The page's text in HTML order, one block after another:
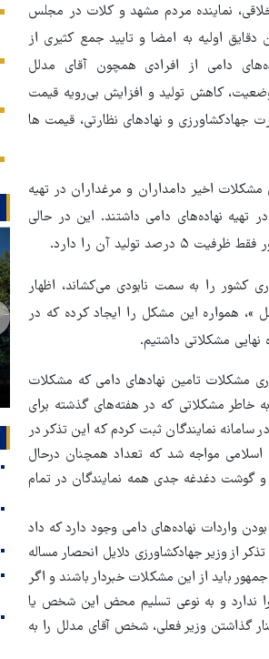
نماینده مردم مشهد و کلات در مجلس
اولیه به امضا و تایید جمع کثیری از
دامی از افرادی همچون آقای مدلل
کاهش تولید و افزایش بی‌رویه قیمت
و نهادهای نظارتی، قیمت ها
اخیر دامداران و مرغداران در تهیه
نهاده‌های دامی داشتند. این در حالی
کشور را به سمت نابودی می‌کشاند، اظهار
همواره این مشکل را ایجاد کرده که در
مشکلاتی داشتیم.
مشکلات تامین نهادهای دامی که مشکلات
خاطر مشکلاتی که در هفته‌های گذشته برای
نمایندگان ثبت کردم که این تذکر در
مجلس شورای اسلامی مواجه شد که تعداد همچنان درحال
گوشت دغدغه جدی همه نمایندگان در تمام
واردات نهاده‌های دامی وجود دارد که داد
از وزیر جهادکشاورزی دلایل انحصار مساله
باید از این مشکلات خبردار باشند و اگر
را ندارد و به نوعی تسلیم محض این شخص یا
گذاشتن وزیر فعلی، شخص آقای مدلل را به
بازگشتند